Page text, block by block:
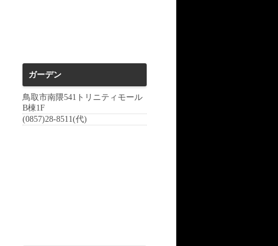
ガーデン
鳥取市南隈541トリニティモール
B棟1F
(0857)28-8511(代)